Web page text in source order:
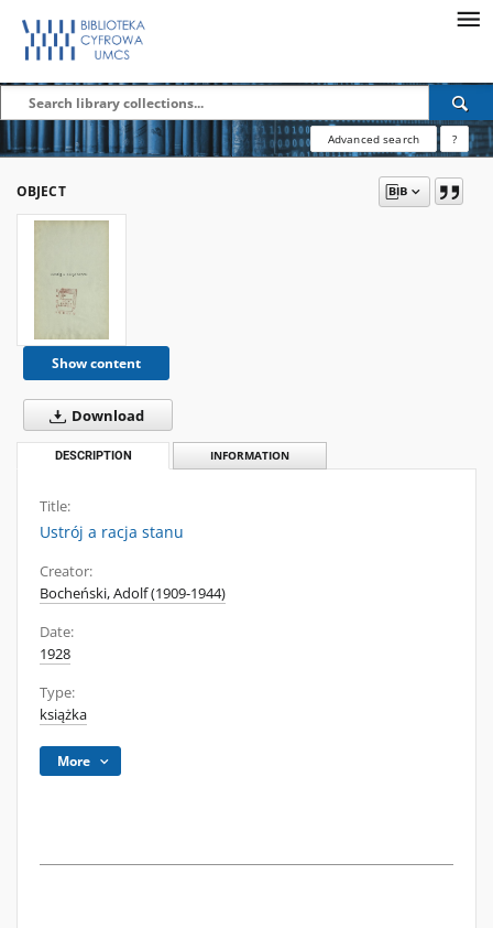
Advanced search ?
OBJECT
Show content
Download
DESCRIPTION INFORMATION
Title:
Ustrój a racja stanu
Creator:
Bocheński, Adolf (1909-1944)
Date:
1928
Type:
książka
More